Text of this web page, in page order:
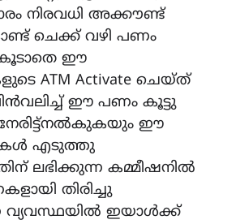
നിരവധി അക്കൗണ്ട്
ചെക്ക് വഴി പണം
കൂടാതെ ഈ
ATM Activate ചെയ്ത്
ഈ പണം കൂട്ടു
ഈ
എടുത്തു
ലഭിക്കുന്ന കമ്മീഷനിൽ
തിരിച്ചു
വ്യവസ്ഥയിൽ ഇയാൾക്ക്